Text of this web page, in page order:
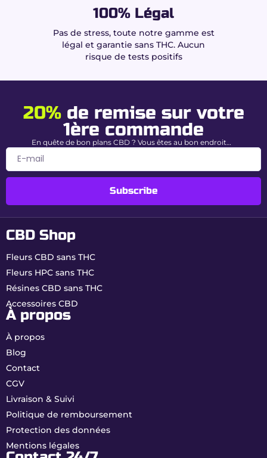
Détente corporelle intense
grâce à la
dominante Indica.
Puissance équilibrée CBD + HPCsans effet
psychotrope.
Sécurité maximaleavec un THC totalement
consommation
Produit puissant réservé aux utilisateurs
expérimentés.
• Commencer par une faible dose puis
ajuster progressivement.
• Ne pas dépasser 50 mg de cannabinoïdes
nécessitant une vigilance élevée après
consommation.
• Conserver à l’abri de la lumière, de
l’humidité et hors de portée des enfants.
Modes de
consommation
recommandés
progressive des effets relaxants.
Utilisation culinaire :
préparation adaptée.
Gourmande, puissante et totalement sans THC,
100% Légal
Pas de stress, toute notre gamme est
légal et garantie sans THC. Aucun
risque de tests positifs
20%de remise sur votre
1ère commande
En quête de bon plans CBD ? Vous êtes au bon endroit…
Subscribe
CBD Shop
Fleurs CBD sans THC
Fleurs HPC sans THC
Résines CBD sans THC
Accessoires CBD
À propos
À propos
Blog
Contact
CGV
Livraison & Suivi
Politique de remboursement
Protection des données
Mentions légales